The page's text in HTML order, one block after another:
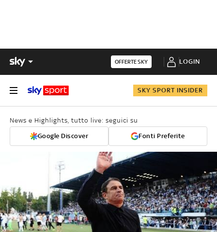
OFFERTE SKY LOGIN
SKY SPORT INSIDER
News e Highlights, tutto live: seguici su
Google Discover Fonti Preferite